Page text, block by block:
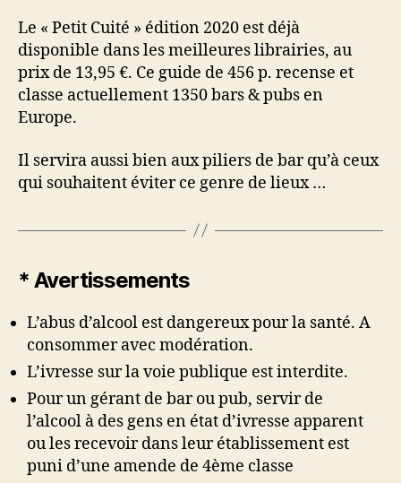
Le « Petit Cuité » édition 2020 est déjà
disponible dans les meilleures librairies, au
prix de 13,95 €. Ce guide de 456 p. recense et
classe actuellement 1350 bars & pubs en
Europe.
Il servira aussi bien aux piliers de bar qu’à ceux
qui souhaitent éviter ce genre de lieux …
* Avertissements
L’abus d’alcool est dangereux pour la santé. A
consommer avec modération.
L’ivresse sur la voie publique est interdite.
Pour un gérant de bar ou pub, servir de
l’alcool à des gens en état d’ivresse apparent
ou les recevoir dans leur établissement est
puni d’une amende de 4ème classe